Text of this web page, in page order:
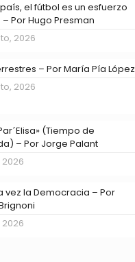
el fútbol es un esfuerzo
Por Hugo Presman
2026
– Por María Pía López
2026
(Tiempo de
– Por Jorge Palant
2026
vez la Democracia – Por
2026